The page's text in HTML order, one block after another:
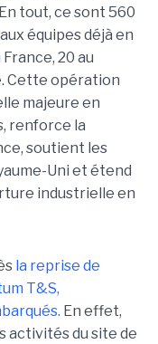
tout, ce sont 560
équipes déjà en
20 au
Cette opération
majeure en
renforce la
soutient les
Uni et étend
industrielle en
la reprise de
T&S,
En effet,
activités du site de